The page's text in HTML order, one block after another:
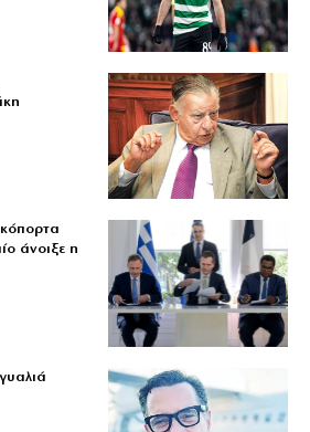
άνοιξε η